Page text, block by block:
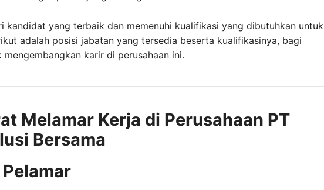
kandidat yang terbaik dan memenuhi kualifikasi yang dibutuhkan untuk
adalah posisi jabatan yang tersedia beserta kualifikasinya, bagi
karir di perusahaan ini.
Melamar Kerja di Perusahaan PT
Bersama